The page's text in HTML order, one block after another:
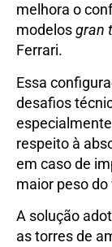
melhora o
modelosgran
Ferrari.
Essa
desafios
respeito à
em caso de
maior peso
A solução
as torres de